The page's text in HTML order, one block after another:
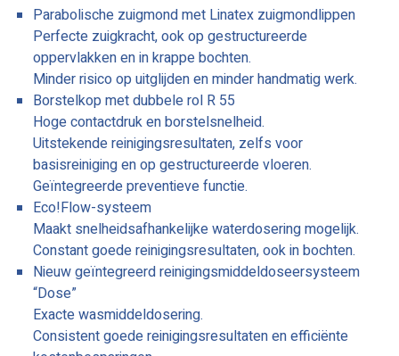
Parabolische zuigmond met Linatex zuigmondlippen
Perfecte zuigkracht, ook op gestructureerde
oppervlakken en in krappe bochten.
Minder risico op uitglijden en minder handmatig werk.
Borstelkop met dubbele rol R 55
Hoge contactdruk en borstelsnelheid.
Uitstekende reinigingsresultaten, zelfs voor
basisreiniging en op gestructureerde vloeren.
Geïntegreerde preventieve functie.
Eco!Flow-systeem
Maakt snelheidsafhankelijke waterdosering mogelijk.
Constant goede reinigingsresultaten, ook in bochten.
Nieuw geïntegreerd reinigingsmiddeldoseersysteem
“Dose”
Exacte wasmiddeldosering.
Consistent goede reinigingsresultaten en efficiënte